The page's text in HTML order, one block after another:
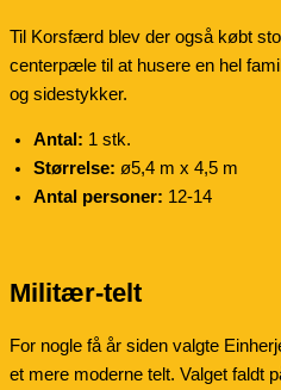
Til Korsfærd blev der også købt
centerpæle til at husere en hel
og sidestykker.
Antal: 1 stk.
Størrelse: ø5,4 m x 4,5 m
Antal personer: 12-14
Militær-telt
For nogle få år siden valgte
et mere moderne telt. Valget faldt